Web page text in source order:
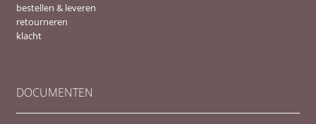
bestellen & leveren
retourneren
klacht
DOCUMENTEN